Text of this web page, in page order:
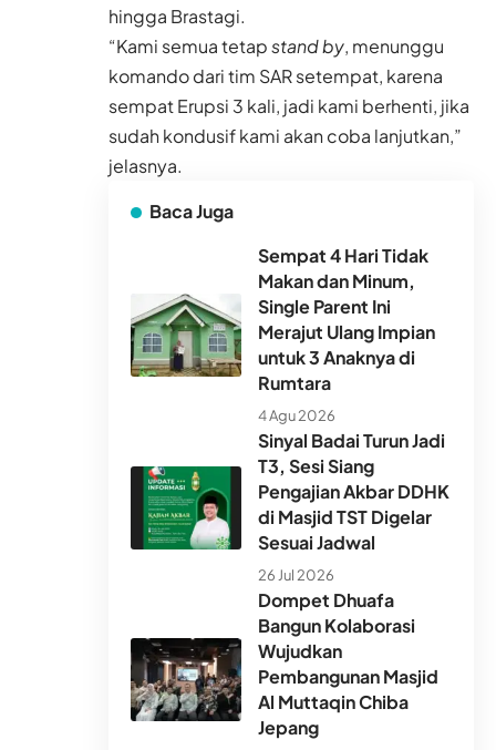
hingga Brastagi.
“Kami semua tetapstand by, menunggu
komando dari tim SAR setempat, karena
sempat Erupsi 3 kali, jadi kami berhenti, jika
sudah kondusif kami akan coba lanjutkan,”
jelasnya.
Baca Juga
Sempat 4 Hari Tidak
Makan dan Minum,
Single Parent Ini
Merajut Ulang Impian
untuk 3 Anaknya di
Rumtara
4 Agu 2026
Sinyal Badai Turun Jadi
T3, Sesi Siang
Pengajian Akbar DDHK
di Masjid TST Digelar
Sesuai Jadwal
26 Jul 2026
Dompet Dhuafa
Bangun Kolaborasi
Wujudkan
Pembangunan Masjid
Al Muttaqin Chiba
Jepang